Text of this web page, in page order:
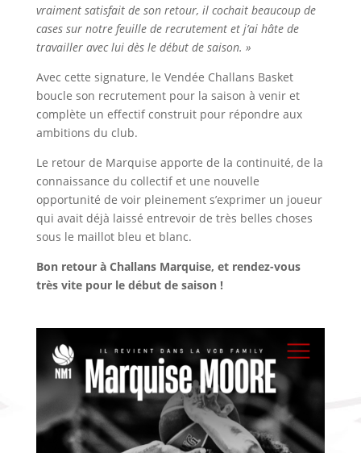
vraiment satisfait de son retour, il cochait beaucoup de
cases sur notre feuille de recrutement et j’ai hâte de
travailler avec lui dès le début de saison. »
Avec cette signature, le Vendée Challans Basket
boucle son recrutement pour la saison à venir et
complète un effectif construit pour répondre aux
ambitions du club.
Le retour de Marquise apporte de la continuité, de la
connaissance du collectif et une nouvelle
opportunité de voir pleinement s’exprimer un joueur
qui avait déjà laissé entrevoir de très belles choses
sous le maillot bleu et blanc.
Bon retour à Challans Marquise, et rendez-vous
très vite pour le début de saison !